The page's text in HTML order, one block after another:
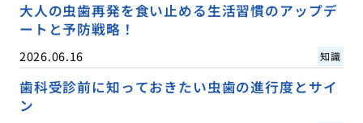
大人の虫歯再発を食い止める生活習慣のアップデ
ートと予防戦略！
2026.06.16 知識
歯科受診前に知っておきたい虫歯の進行度とサイ
ン